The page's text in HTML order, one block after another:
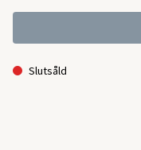
Slutsåld